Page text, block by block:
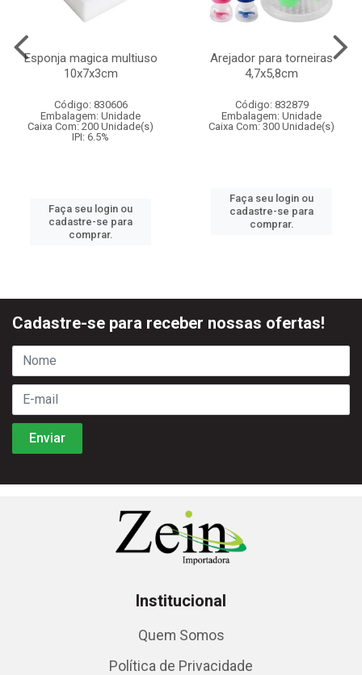
Esponja magica multiuso
10x7x3cm
Código: 830606
Embalagem: Unidade
Caixa Com: 200 Unidade(s)
IPI: 6.5%
Faça seu login ou
cadastre-se para
comprar.
Arejador para torneiras
4,7x5,8cm
Código: 832879
Embalagem: Unidade
Caixa Com: 300 Unidade(s)
Faça seu login ou
cadastre-se para
comprar.
Cadastre-se para receber nossas ofertas!
Institucional
Quem Somos
Política de Privacidade